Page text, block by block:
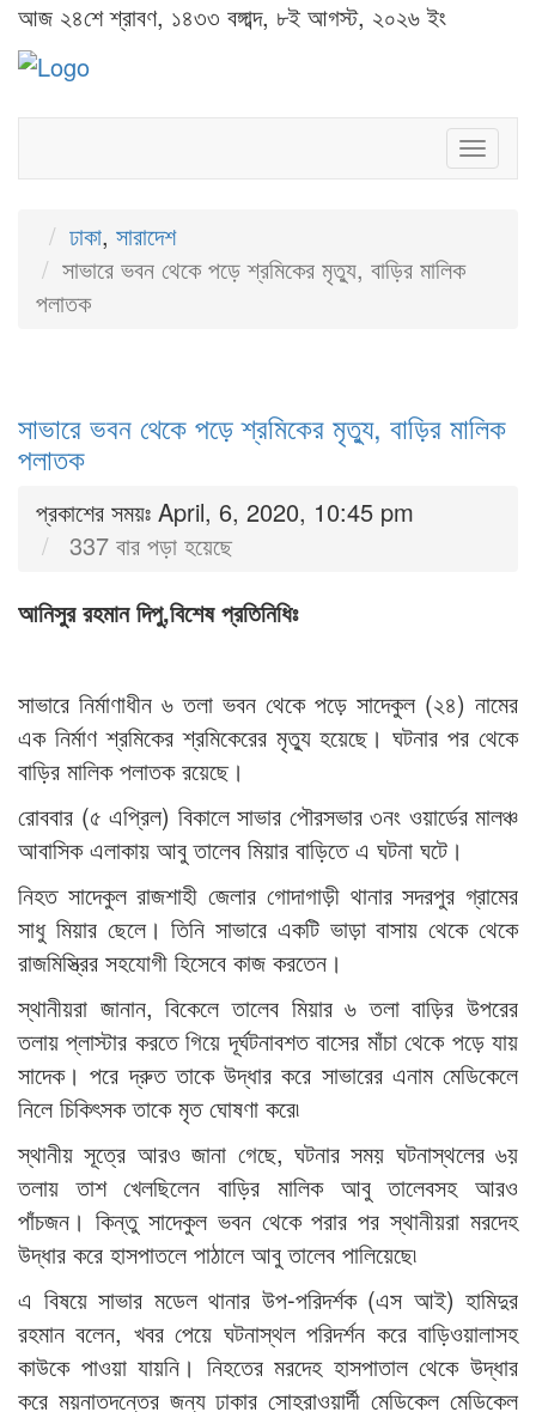
আজ ২৪শে শ্রাবণ, ১৪৩৩ বঙ্গাব্দ, ৮ই আগস্ট, ২০২৬ ইং
ঢাকা, সারাদেশ
সাভারে ভবন থেকে পড়ে শ্রমিকের মৃত্যু, বাড়ির মালিক
পলাতক
সাভারে ভবন থেকে পড়ে শ্রমিকের মৃত্যু, বাড়ির মালিক
পলাতক
প্রকাশের সময়ঃ April, 6, 2020, 10:45 pm
337 বার পড়া হয়েছে
আনিসুর রহমান দিপু,বিশেষ প্রতিনিধিঃ
সাভারে নির্মাণাধীন ৬ তলা ভবন থেকে পড়ে সাদেকুল (২৪) নামের
এক নির্মাণ শ্রমিকের শ্রমিকেরের মৃত্যু হয়েছে। ঘটনার পর থেকে
বাড়ির মালিক পলাতক রয়েছে।
রোববার (৫ এপ্রিল) বিকালে সাভার পৌরসভার ৩নং ওয়ার্ডের মালঞ্চ
আবাসিক এলাকায় আবু তালেব মিয়ার বাড়িতে এ ঘটনা ঘটে।
নিহত সাদেকুল রাজশাহী জেলার গোদাগাড়ী থানার সদরপুর গ্রামের
সাধু মিয়ার ছেলে। তিনি সাভারে একটি ভাড়া বাসায় থেকে থেকে
রাজমিস্ত্রির সহযোগী হিসেবে কাজ করতেন।
স্থানীয়রা জানান, বিকেলে তালেব মিয়ার ৬ তলা বাড়ির উপরের
তলায় প্লাস্টার করতে গিয়ে দূর্ঘটনাবশত বাসের মাঁচা থেকে পড়ে যায়
সাদেক। পরে দ্রুত তাকে উদ্ধার করে সাভারের এনাম মেডিকেলে
নিলে চিকিৎসক তাকে মৃত ঘোষণা করে৷
স্থানীয় সূত্রে আরও জানা গেছে, ঘটনার সময় ঘটনাস্থলের ৬য়
তলায় তাশ খেলছিলেন বাড়ির মালিক আবু তালেবসহ আরও
পাঁচজন। কিন্তু সাদেকুল ভবন থেকে পরার পর স্থানীয়রা মরদেহ
উদ্ধার করে হাসপাতলে পাঠালে আবু তালেব পালিয়েছে৷
এ বিষয়ে সাভার মডেল থানার উপ-পরিদর্শক (এস আই) হামিদুর
রহমান বলেন, খবর পেয়ে ঘটনাস্থল পরিদর্শন করে বাড়িওয়ালাসহ
কাউকে পাওয়া যায়নি। নিহতের মরদেহ হাসপাতাল থেকে উদ্ধার
করে ময়নাতদন্তের জন্য ঢাকার সোহরাওয়ার্দী মেডিকেল মেডিকেল